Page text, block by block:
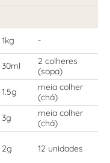
1kg -
30ml
2 colheres
(sopa)
1.5g
meia colher
(chá)
3g
meia colher
(chá)
2g 12 unidades